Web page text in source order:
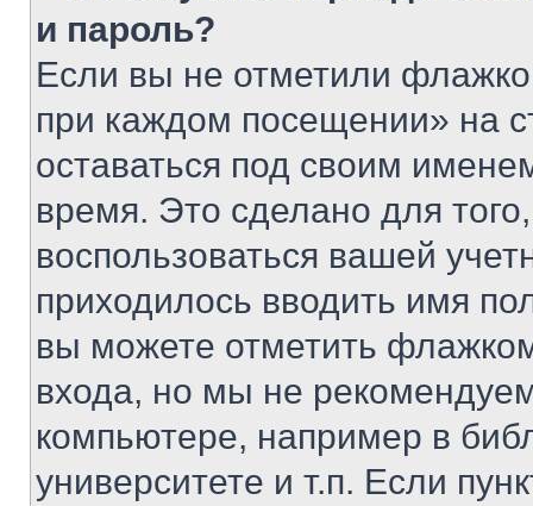
и пароль?
Если вы не отметили
при каждом посещении» на
оставаться под своим
время. Это сделано для
воспользоваться вашей
приходилось вводить имя
вы можете отметить
входа, но мы не
компьютере, например в
университете и т.п. Если